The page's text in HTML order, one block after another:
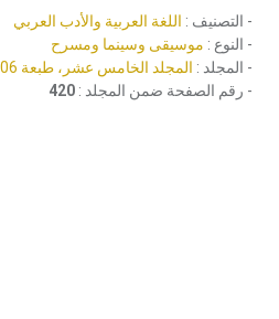
- التصنيف : اللغة العربية والأدب العربي
- النوع : موسيقى وسينما ومسرح
- المجلد : المجلد الخامس عشر، طبعة 2006، دمشق
- رقم الصفحة ضمن المجلد : 420